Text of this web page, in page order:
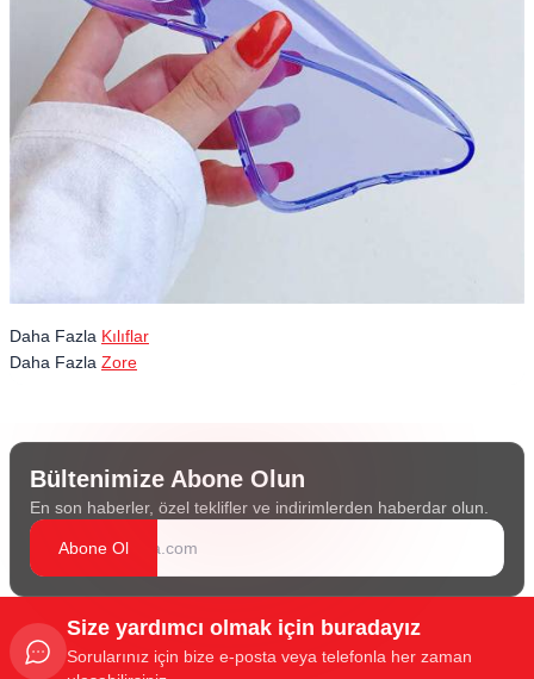
Daha Fazla Kılıflar
Daha Fazla Zore
Bültenimize Abone Olun
En son haberler, özel teklifler ve indirimlerden haberdar olun.
Abone Ol
Size yardımcı olmak için buradayız
Sorularınız için bize e-posta veya telefonla her zaman